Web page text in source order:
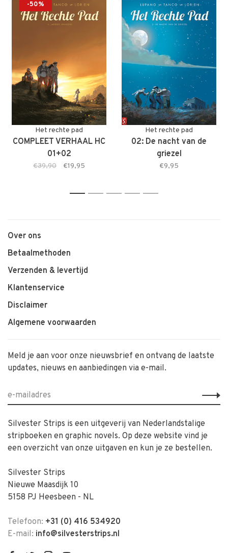
-50%
Het rechte pad
COMPLEET VERHAAL HC
01+02
€39,90 €19,95
Het rechte pad
02: De nacht van de
griezel
€9,95
1 2 3 4 5
Over ons
Betaalmethoden
Verzenden & levertijd
Klantenservice
Disclaimer
Algemene voorwaarden
Meld je aan voor onze nieuwsbrief en ontvang de laatste
updates, nieuws en aanbiedingen via e-mail.
Silvester Strips is een uitgeverij van Nederlandstalige
stripboeken en graphic novels. Op deze website vind je
een overzicht van onze uitgaven en kun je ze bestellen.
Silvester Strips
Nieuwe Maasdijk 10
5158 PJ Heesbeen - NL
Telefoon: +31 (0) 416 534920
E-mail: info@silvesterstrips.nl